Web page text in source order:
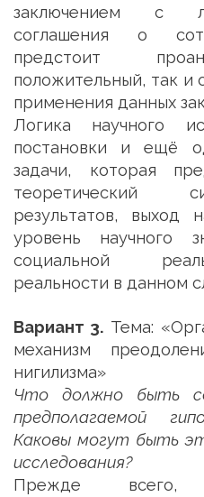
заключением с
соглашения о
предстоит
положительный, так и
применения данных
Логика научного
постановки и ещё
задачи, которая
теоретический
результатов, выход
уровень научного
социальной
реальности в данном
Вариант 3. Тема:
механизм
нигилизма»
Что должно быть
предполагаемой
Каковы могут быть
исследования?
Прежде всего,